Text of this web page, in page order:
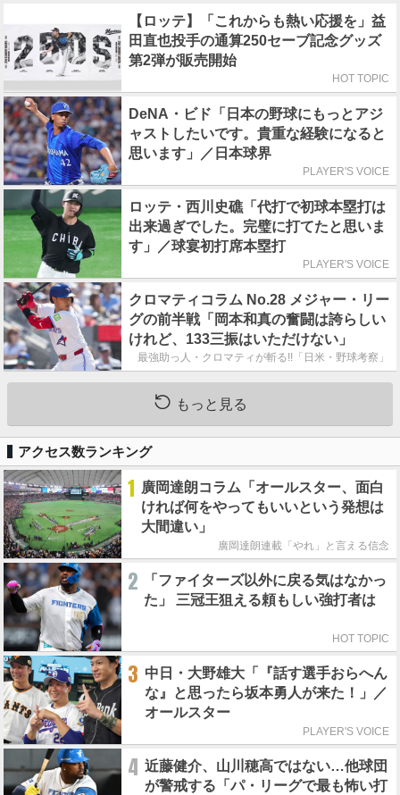
【ロッテ】「これからも熱い応援を」益
田直也投手の通算250セーブ記念グッズ
第2弾が販売開始
HOT TOPIC
DeNA・ビド「日本の野球にもっとアジ
ャストしたいです。貴重な経験になると
思います」／日本球界
PLAYER'S VOICE
ロッテ・西川史礁「代打で初球本塁打は
出来過ぎでした。完璧に打てたと思いま
す」／球宴初打席本塁打
PLAYER'S VOICE
クロマティコラム No.28 メジャー・リー
グの前半戦「岡本和真の奮闘は誇らしい
けれど、133三振はいただけない」
最強助っ人・クロマティが斬る!!「日米・野球考察」
もっと見る
アクセス数ランキング
1 廣岡達朗コラム「オールスター、面白
ければ何をやってもいいという発想は
大間違い」
廣岡達朗連載「やれ」と言える信念
2
「ファイターズ以外に戻る気はなかっ
た」 三冠王狙える頼もしい強打者は
HOT TOPIC
3 中日・大野雄大「『話す選手おらへん
な』と思ったら坂本勇人が来た！」／
オールスター
PLAYER'S VOICE
4 近藤健介、山川穂高ではない…他球団
が警戒する「パ・リーグで最も怖い打